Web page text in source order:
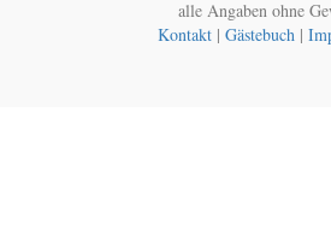
alle Angaben ohne
Kontakt| Gästebuch|